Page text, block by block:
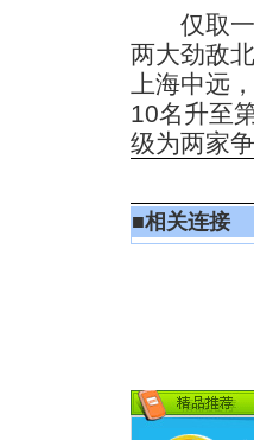
仅取一
两大劲敌
上海中远
10名升至
级为两家
■相关连接